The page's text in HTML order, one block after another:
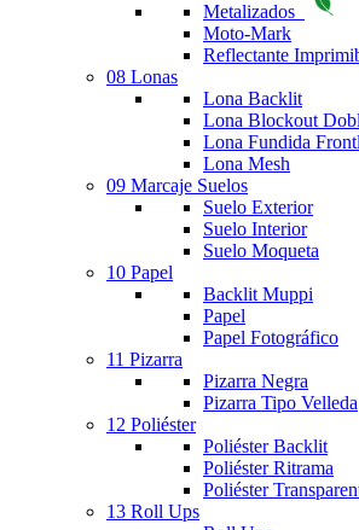
Metalizados
Moto-Mark
Reflectante
08 Lonas
Lona Backlit
Lona Blockout
Lona Fundida
Lona Mesh
09 Marcaje Suelos
Suelo Exterior
Suelo Interior
Suelo Moqueta
10 Papel
Backlit Muppi
Papel
Papel Fotográfico
11 Pizarra
Pizarra Negra
Pizarra Tipo Velleda
12 Poliéster
Poliéster Backlit
Poliéster Ritrama
Poliéster
13 Roll Ups